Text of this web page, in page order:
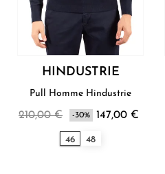
HINDUSTRIE
Pull Homme Hindustrie
210,00 € -30% 147,00 €
46 48